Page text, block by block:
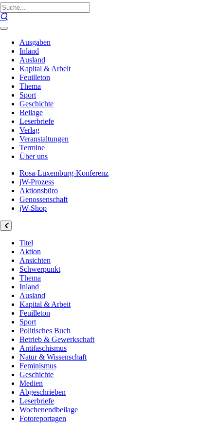
Ausgaben
Inland
Ausland
Kapital & Arbeit
Feuilleton
Thema
Sport
Geschichte
Beilage
Leserbriefe
Verlag
Veranstaltungen
Termine
Über uns
Rosa-Luxemburg-Konferenz
jW-Prozess
Aktionsbüro
Genossenschaft
jW-Shop
Titel
Aktion
Ansichten
Schwerpunkt
Thema
Inland
Ausland
Kapital & Arbeit
Feuilleton
Sport
Politisches Buch
Betrieb & Gewerkschaft
Antifaschismus
Natur & Wissenschaft
Feminismus
Geschichte
Medien
Abgeschrieben
Leserbriefe
Wochenendbeilage
Fotoreportagen